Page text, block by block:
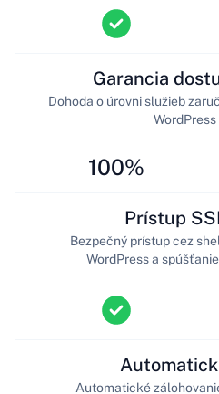
100%
Garancia
Dohoda o úrovni služieb
Prístup
Bezpečný prístup cez
WordPress a
Automatické